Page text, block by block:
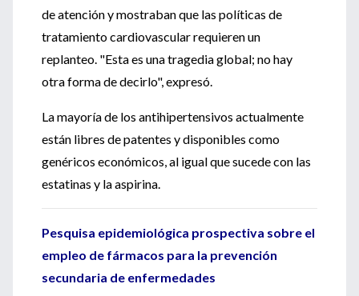
de atención y mostraban que las políticas de
tratamiento cardiovascular requieren un
replanteo. "Esta es una tragedia global; no hay
otra forma de decirlo", expresó.
La mayoría de los antihipertensivos actualmente
están libres de patentes y disponibles como
genéricos económicos, al igual que sucede con las
estatinas y la aspirina.
Pesquisa epidemiológica prospectiva sobre el
empleo de fármacos para la prevención
secundaria de enfermedades